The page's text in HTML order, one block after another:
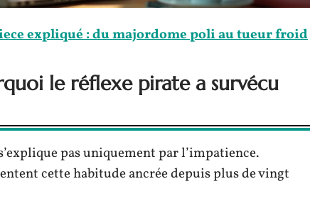
expliqué : du majordome poli au tueur froid
le réflexe pirate a survécu
pas uniquement par l’impatience.
cette habitude ancrée depuis plus de vingt